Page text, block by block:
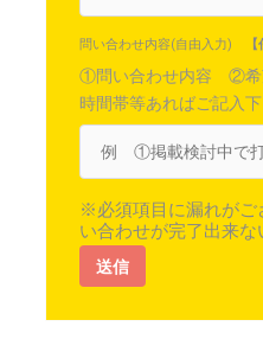
問い合わせ内容(自由入力)
①問い合わせ内容 ②
時間帯等あればご記入
※必須項目に漏れがご
い合わせが完了出来な